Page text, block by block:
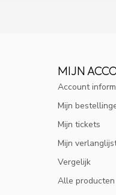
MIJN
Account
Mijn
Mijn tickets
Mijn
Vergelijk
Alle producten